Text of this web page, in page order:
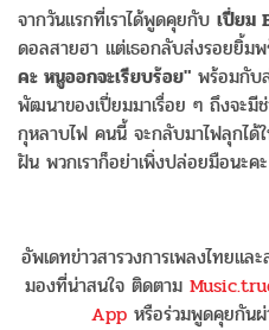
จากวันแรกที่เราได้พูดคุยกับ เปี่ยม
ดอลสายฮา แต่เธอกลับส่งรอยยิ้มพ
คะ หนูออกจะเรียบร้อย" พร้อมกับ
พัฒนาของเปี่ยมมาเรื่อย ๆ ถึงจะมี
กุหลาบไฟ คนนี้ จะกลับมาไฟลุกได้
ฝัน พวกเราก็อย่าเพิ่งปล่อยมือนะคะ
อัพเดทข่าวสารวงการเพลงไทยแ
มองที่น่าสนใจ ติดตาม
App หรือร่วมพูดคุยกัน